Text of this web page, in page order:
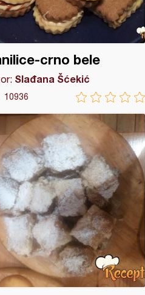
crno bele
Slađana Šćekić
10936